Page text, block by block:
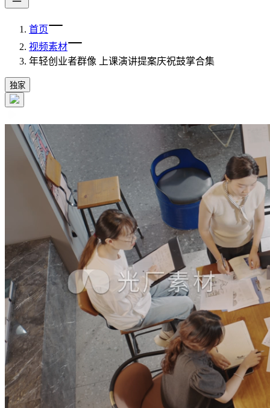
首页
视频素材
年轻创业者群像 上课演讲提案庆祝鼓掌合集
独家